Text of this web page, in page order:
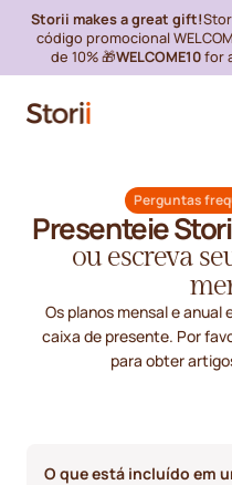
Storii makes a great gift!
código promocional
de 10% 🎁WELCOME10for
Perguntas
Presenteie
ou escreva
Os planos mensal e anual
caixa de presente. Por
para obter
O que está incluído em